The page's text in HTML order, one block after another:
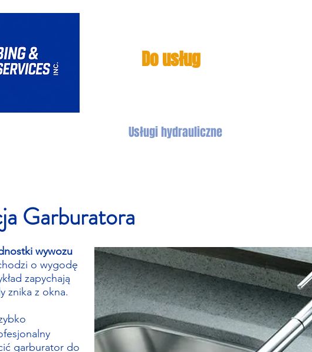
Do usług
Usługi hydrauliczne
Garburatora
wywozu
o wygodę
zapychają
znika z okna.
garburator do